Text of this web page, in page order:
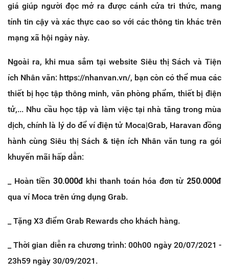
giá giúp người đọc mở ra được cánh cửa tri thức, mang
tính tin cậy và xác thực cao so với các thông tin khác trên
mạng xã hội ngày này.
Ngoài ra, khi mua sắm tại website Siêu thị Sách và Tiện
ích Nhân văn: https://nhanvan.vn/, bạn còn có thể mua các
thiết bị học tập thông minh, văn phòng phẩm, thiết bị điện
tử,... Nhu cầu học tập và làm việc tại nhà tăng trong mùa
dịch, chính là lý do để ví điện tử Moca|Grab, Haravan đồng
hành cùng Siêu thị Sách & tiện ích Nhân văn tung ra gói
khuyến mãi hấp dẫn:
_ Hoàn tiền 30.000đkhi thanh toán hóa đơn từ250.000đ
qua ví Moca trên ứng dụng Grab.
_ Tặng X3 điểm Grab Rewards cho khách hàng.
_ Thời gian diễn ra chương trình: 00h00 ngày 20/07/2021 -
23h59 ngày 30/09/2021.